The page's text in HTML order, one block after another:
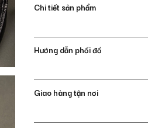
Chi tiết sản phẩm
Hướng dẫn phối đồ
Giao hàng tận nơi